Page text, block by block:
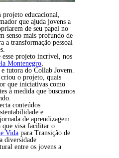
projeto educacional,
que ajuda jovens a
de seu papel no
senso mais profundo de
a transformação pessoal
esse projeto incrível, nos
Montenegro
tutora do Collab Jovem.
o projeto, quais
que iniciativas como
à medida que buscamos
conteúdos
e
de aprendizagem
que visa facilitar o
Vida para Transição de
diversidade
entre os jovens a